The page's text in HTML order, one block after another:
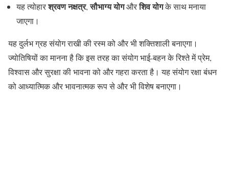
यह त्योहारश्रवण नक्षत्र,सौभाग्य योगऔरशिव योगके साथ मनाया
जाएगा।
यह दुर्लभ ग्रह संयोग राखी की रस्म को और भी शक्तिशाली बनाएगा।
ज्योतिषियों का मानना है कि इस तरह का संयोग भाई-बहन के रिश्ते में प्रेम,
विश्वास और सुरक्षा की भावना को और गहरा करता है। यह संयोग रक्षा बंधन
को आध्यात्मिक और भावनात्मक रूप से और भी विशेष बनाएगा।